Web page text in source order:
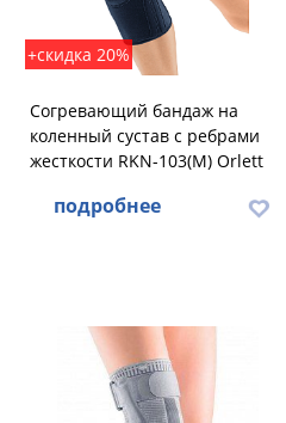
+скидка 20%
Согревающий бандаж на
коленный сустав с ребрами
жесткости RKN-103(M) Orlett
подробнее